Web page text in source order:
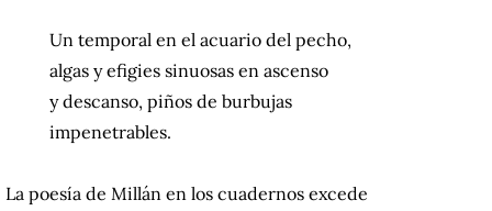
Un temporal en el acuario del pecho,
algas y efigies sinuosas en ascenso
y descanso, piños de burbujas
impenetrables.
La poesía de Millán en los cuadernos excede